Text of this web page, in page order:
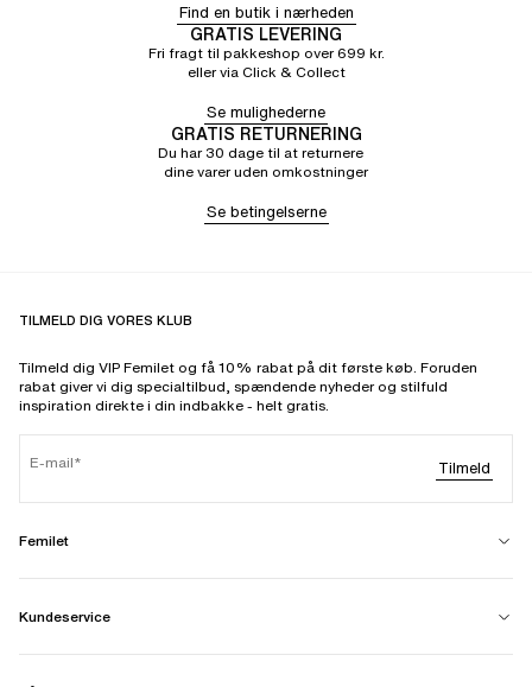
Find en butik i nærheden
GRATIS LEVERING
Fri fragt til pakkeshop over 699 kr.
eller via Click & Collect
Se mulighederne
GRATIS RETURNERING
Du har 30 dage til at returnere
dine varer uden omkostninger
Se betingelserne
TILMELD DIG VORES KLUB
Tilmeld dig VIP Femilet og få 10% rabat på dit første køb. Foruden
rabat giver vi dig specialtilbud, spændende nyheder og stilfuld
inspiration direkte i din indbakke - helt gratis.
E-mail Tilmeld
Femilet
Kundeservice